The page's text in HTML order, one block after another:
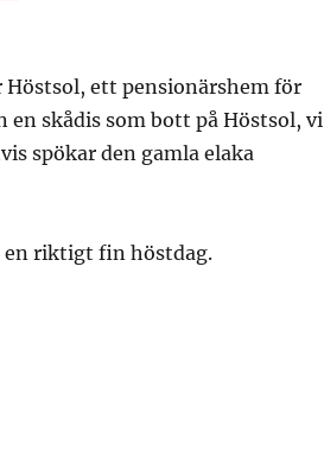
Höstsol, ett pensionärshem för
en skådis som bott på Höstsol, vi
spökar den gamla elaka
en riktigt fin höstdag.